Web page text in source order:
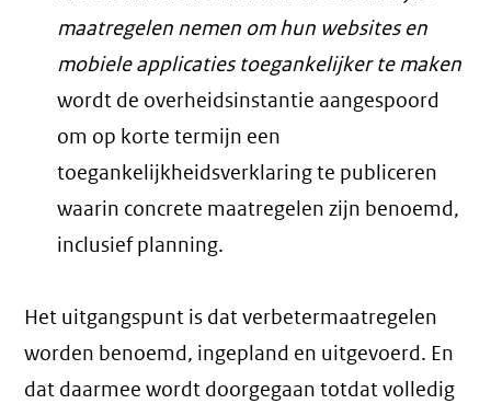
maatregelen nemen om hun websites en
mobiele applicaties toegankelijker te maken
wordt de overheidsinstantie aangespoord
om op korte termijn een
toegankelijkheidsverklaring te publiceren
waarin concrete maatregelen zijn benoemd,
inclusief planning.
Het uitgangspunt is dat verbetermaatregelen
worden benoemd, ingepland en uitgevoerd. En
dat daarmee wordt doorgegaan totdat volledig